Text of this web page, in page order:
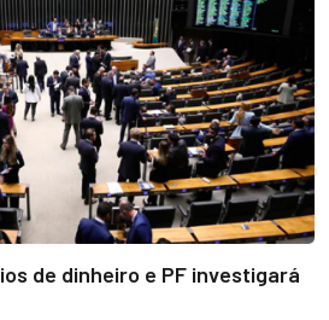
de dinheiro e PF investigará